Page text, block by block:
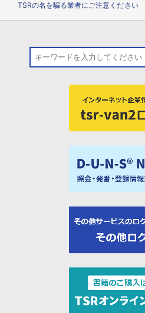
TSRの名を騙る業者にご注意ください